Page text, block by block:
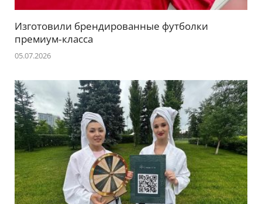
Изготовили брендированные футболки
премиум‑класса
05.07.2026